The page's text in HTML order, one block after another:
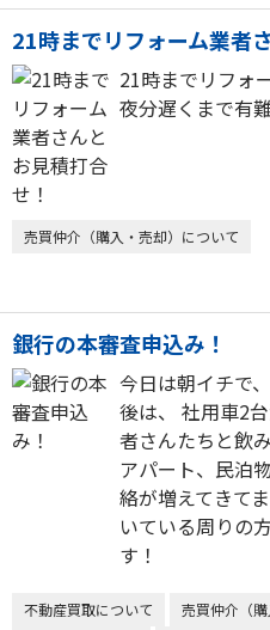
21時までリフォーム業者
21時までリフォ
夜分遅くまで有
売買仲介（購入・売却）について
銀行の本審査申込み！
今日は朝イチで
後は、 社用車2
者さんたちと飲
アパート、民泊
絡が増えてきて
いている周りの
す！
不動産買取について 売買仲介（